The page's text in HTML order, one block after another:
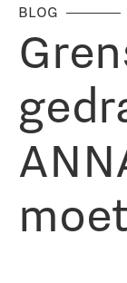
BLOG